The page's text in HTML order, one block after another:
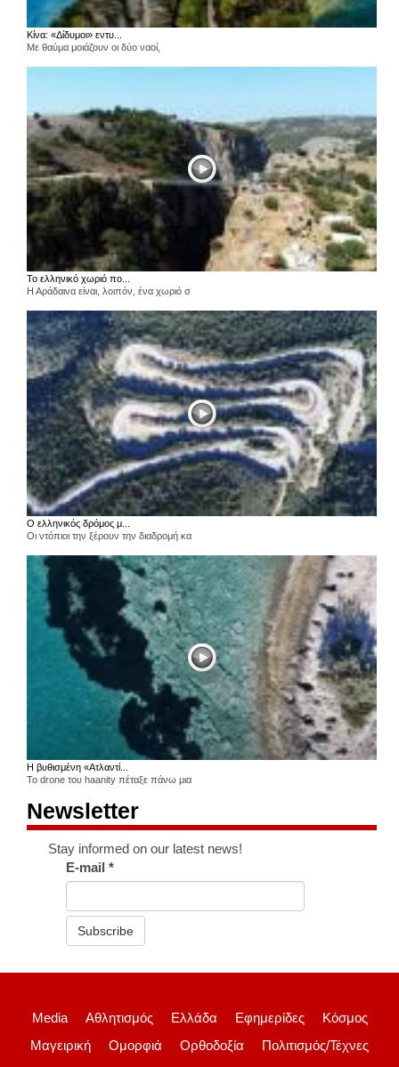
Κίνα: «Δίδυμοι» εντυ...
Με θαύμα μοιάζουν οι δύο ναοί,
Το ελληνικό χωριό πο...
Η Αράδαινα είναι, λοιπόν, ένα χωριό σ
Ο ελληνικός δρόμος μ...
Οι ντόπιοι την ξέρουν την διαδρομή κα
Η βυθισμένη «Ατλαντί...
Το drone του haanity πέταξε πάνω μια
Newsletter
Stay informed on our latest news!
E-mail*
Subscribe
Media Αθλητισμός Ελλάδα Εφημερίδες
Κόσμος
Μαγειρική
Ομορφιά Ορθοδοξία
Πολιτισμός/Τέχνες